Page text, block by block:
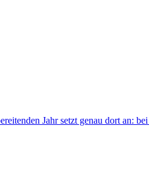
Jahr setzt genau dort an: